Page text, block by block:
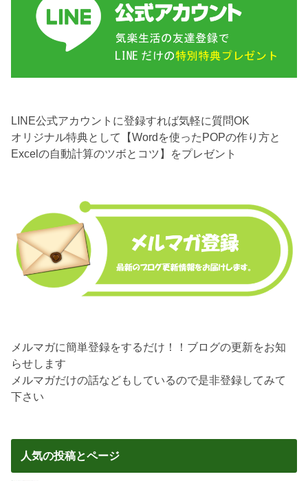
LINE公式アカウントに登録すれば気軽に質問OK
オリジナル特典として【Wordを使ったPOPの作り方と
Excelの自動計算のツボとコツ】をプレゼント
メルマガに簡単登録をするだけ！！ブログの更新をお知
らせします
メルマガだけの話などもしているので是非登録してみて
下さい
人気の投稿とページ